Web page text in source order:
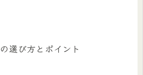
選び方とポイント